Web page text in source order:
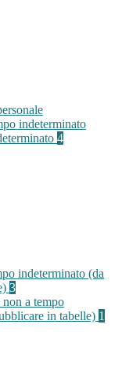
indeterminato
4
indeterminato (da
3
a tempo
in tabelle) 1